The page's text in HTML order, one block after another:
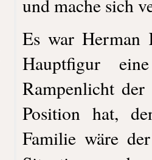
und mache sich
Es war Herman
Hauptfigur
Rampenlicht
Position hat,
Familie wäre